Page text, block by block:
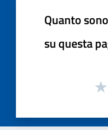
Quanto
su questa